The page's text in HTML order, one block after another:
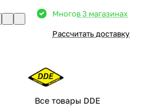
Многов 3 магазинах
Рассчитать доставку
Все товары DDE
только
банка